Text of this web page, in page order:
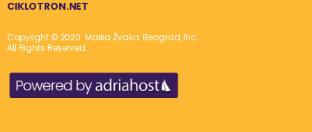
CIKLOTRON.NET
Copyright © 2020. Marka Žvaka. Beograd, Inc.
All Rights Reserved.